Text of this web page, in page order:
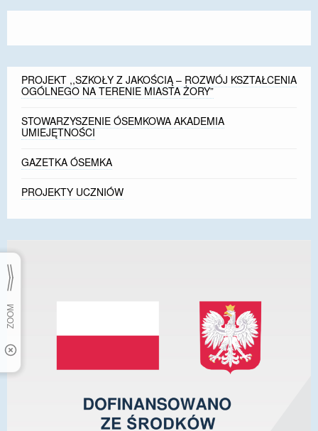
PROJEKT ,,SZKOŁY Z JAKOŚCIĄ – ROZWÓJ KSZTAŁCENIA
OGÓLNEGO NA TERENIE MIASTA ŻORY”
STOWARZYSZENIE ÓSEMKOWA AKADEMIA
UMIEJĘTNOŚCI
GAZETKA ÓSEMKA
PROJEKTY UCZNIÓW